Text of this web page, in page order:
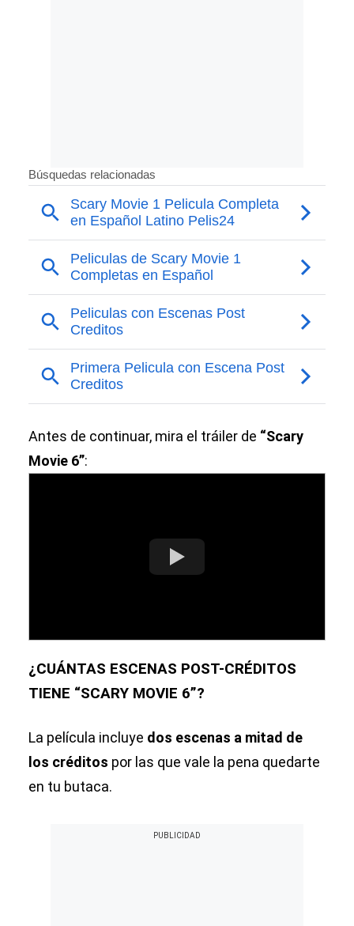
Antes de continuar, mira el tráiler de “Scary
Movie 6”:
¿CUÁNTAS ESCENAS POST-CRÉDITOS
TIENE “SCARY MOVIE 6”?
La película incluye dos escenas a mitad de
los créditos por las que vale la pena quedarte
en tu butaca.